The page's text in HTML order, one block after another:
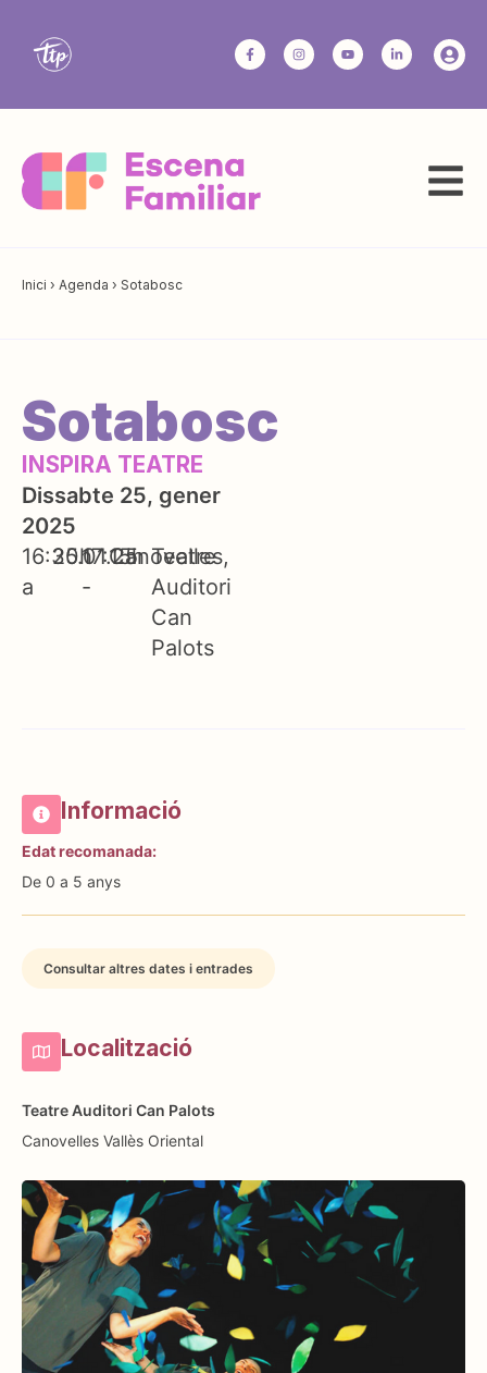
Inici › Agenda › Sotabosc
Sotabosc
INSPIRA TEATRE
Dissabte 25, gener
2025
16:30h
a
25.01.25
17:15h
-
Canovelles
Teatre
Auditori
Can
Palots
Informació
Edat recomanada:
De 0 a 5 anys
Consultar altres dates i entrades
Localització
Teatre Auditori Can Palots
Canovelles Vallès Oriental